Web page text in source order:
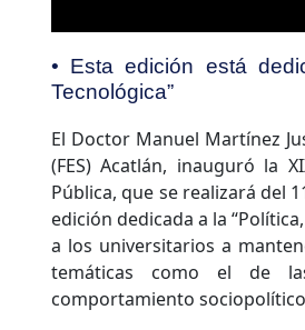
• Esta edición está
Tecnológica”
El Doctor Manuel Martínez
(FES) Acatlán, inauguró la
Pública, que se realizará del
edición dedicada a la
a los universitarios a
temáticas como el de
comportamiento